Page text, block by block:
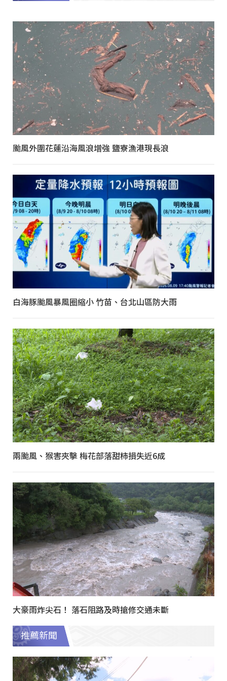
颱風外圍花蓮沿海風浪增強 鹽寮漁港現長浪
白海豚颱風暴風圈縮小 竹苗、台北山區防大雨
兩颱風、猴害夾擊 梅花部落甜柿損失近6成
大豪雨炸尖石！ 落石阻路及時搶修交通未斷
推薦新聞